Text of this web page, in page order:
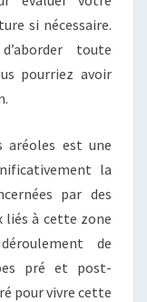
si nécessaire.
toute
pourriez avoir
aréoles est une
la
par des
liés à cette zone
de
pré et post-
pour vivre cette